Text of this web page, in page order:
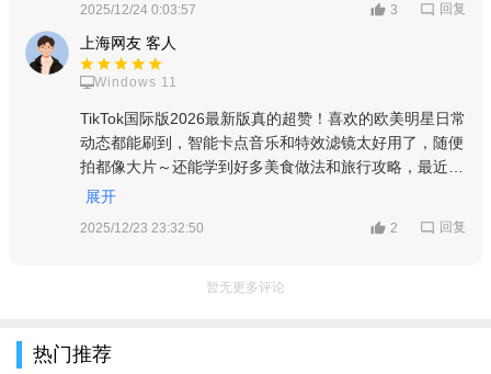
2025/12/24 0:03:57 3 回复
上海网友 客人
Windows 11
TikTok国际版2026最新版真的超赞！喜欢的欧美明星日常
动态都能刷到，智能卡点音乐和特效滤镜太好用了，随便
拍都像大片～还能学到好多美食做法和旅行攻略，最近看
视频时看到喜欢的东西直接点购物链接就能买，创作者的
展开
2025/12/23 23:32:50 2 回复
暂无更多评论
热门推荐